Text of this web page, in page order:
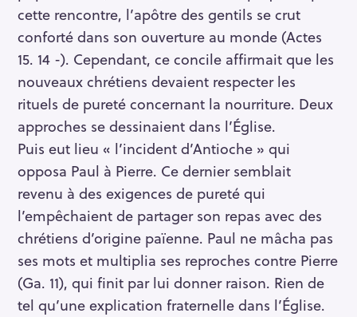
cette rencontre, l’apôtre des gentils se crut
conforté dans son ouverture au monde (Actes
15. 14 -). Cependant, ce concile affirmait que les
nouveaux chrétiens devaient respecter les
rituels de pureté concernant la nourriture. Deux
approches se dessinaient dans l’Église.
Puis eut lieu « l’incident d’Antioche » qui
opposa Paul à Pierre. Ce dernier semblait
revenu à des exigences de pureté qui
l’empêchaient de partager son repas avec des
chrétiens d’origine païenne. Paul ne mâcha pas
ses mots et multiplia ses reproches contre Pierre
(Ga. 11), qui finit par lui donner raison. Rien de
tel qu’une explication fraternelle dans l’Église.
S
e
r
c
h
f
o
r
: